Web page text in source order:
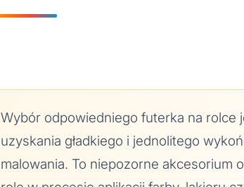
Wybór odpowiedniego futerka na rolce
uzyskania gładkiego i jednolitego
malowania. To niepozorne akcesorium